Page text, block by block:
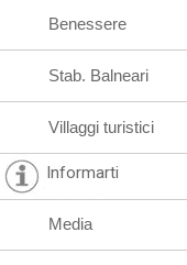
Benessere
Stab. Balneari
Villaggi turistici
Informarti
Media